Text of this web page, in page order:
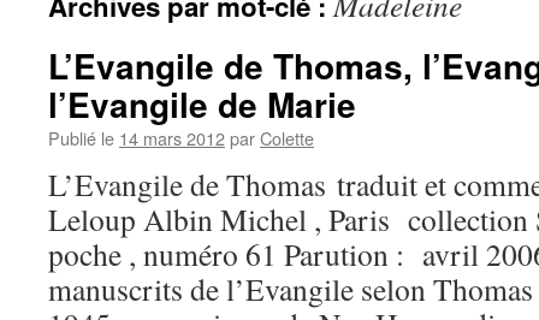
L’Evangile de Thomas,
l’Evangile de Marie
Publié le 14 mars 2012parColette
L’Evangile de Thomas traduit et
Leloup Albin Michel , Paris collection
poche , numéro 61 Parution : avril
manuscrits de l’Evangile selon